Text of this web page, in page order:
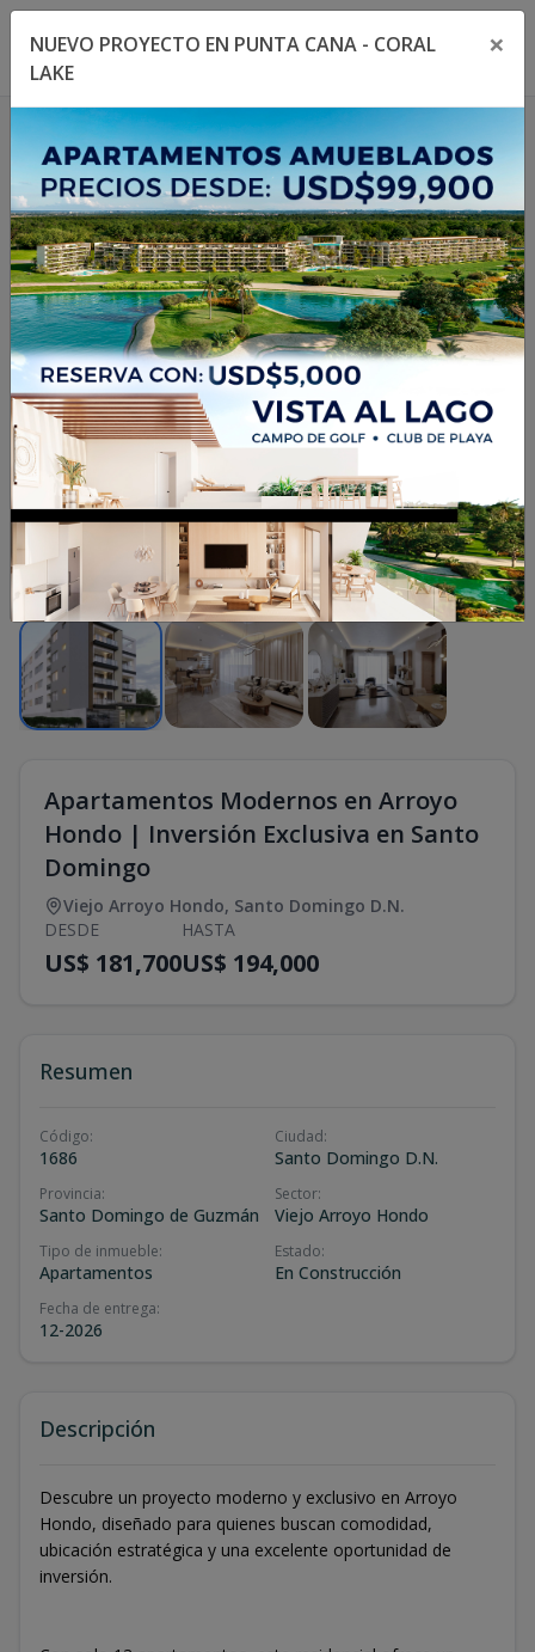
Toggle navigation menu
/
Apartamentos Modernos en Arroyo
Hondo | Inversión Exclusiva en Santo
Domingo
Viejo Arroyo Hondo, Santo Domingo D.N.
DESDE
US$ 181,700
HASTA
US$ 194,000
Resumen
Código:
1686
Ciudad:
Santo Domingo D.N.
Provincia:
Santo Domingo de Guzmán
Sector:
Viejo Arroyo Hondo
Tipo de inmueble:
Apartamentos
Estado:
En Construcción
Fecha de entrega:
12-2026
Descripción
Descubre un proyecto moderno y exclusivo en Arroyo
Hondo, diseñado para quienes buscan comodidad,
ubicación estratégica y una excelente oportunidad de
inversión.
NUEVO PROYECTO EN PUNTA CANA - CORAL
LAKE
×